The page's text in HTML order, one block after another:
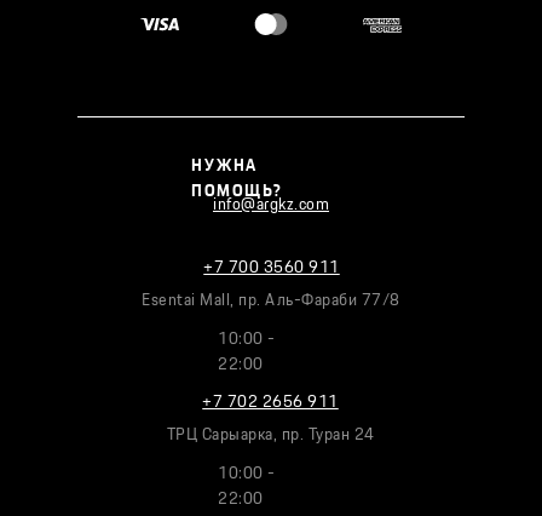
НУЖНА
ПОМОЩЬ?
info@argkz.com
+7 700 3560 911
Esentai Mall, пр. Аль-Фараби 77/8
10:00 -
22:00
ТРЦ Сарыарка, пр. Туран 24
10:00 -
22:00
+7 702 2656 911